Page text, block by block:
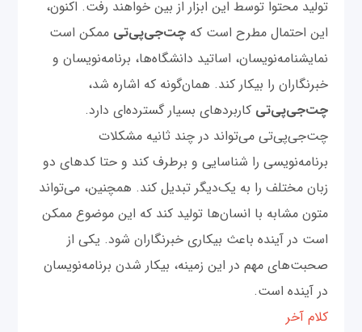
تولید محتوا توسط این ابزار از بین خواهند رفت. اکنون،
این احتمال مطرح است کهچت‌‌جی‌پی‌تیممکن است
نمایشنامه‌نویسان، اساتید دانشگاه‌ها، برنامه‌نویسان و
خبرنگاران را بیکار کند. همان‌گونه که اشاره شد،
چت‌‌جی‌پی‌تیکاربردهای بسیار گسترده‌ای دارد.
چت‌‌جی‌پی‌تی می‌تواند در چند ثانیه مشکلات
برنامه‌نویسی را شناسایی و برطرف کند و حتا کدهای دو
زبان مختلف را به یک‌دیگر تبدیل کند. همچنین، می‌تواند
متون مشابه با انسان‌ها تولید کند که این موضوع ممکن
است در آینده باعث بیکاری خبرنگاران شود. یکی از
صحبت‌های مهم در این زمینه، بیکار شدن برنامه‌نویسان
در آینده است.
کلام آخر